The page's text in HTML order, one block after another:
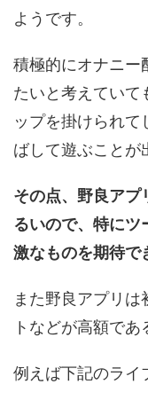
ようです。
積極的にオナニー
たいと考えていて
ップを掛けられ
ばして遊ぶことが
その点、野良アプ
るいので、特にツ
激なものを期待で
また野良アプリ
トなどが高額であ
例えば下記のライ